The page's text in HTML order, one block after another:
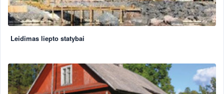
Leidimas liepto statybai